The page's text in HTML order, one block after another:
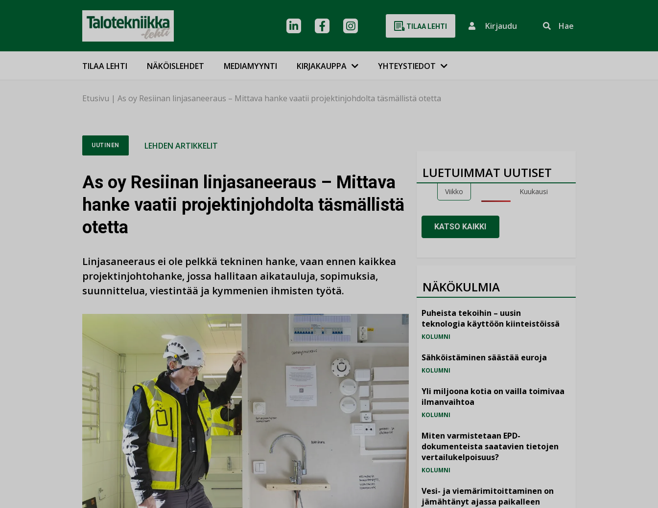
TILAA LEHTI Kirjaudu Hae
TILAA LEHTI NÄKÖISLEHDET MEDIAMYYNTI KIRJAKAUPPA YHTEYSTIEDOT
Etusivu | As oy Resiinan linjasaneeraus – Mittava hanke vaatii projektinjohdolta täsmällistä otetta
UUTINEN LEHDEN ARTIKKELIT
As oy Resiinan linjasaneeraus – Mittava
hanke vaatii projektinjohdolta täsmällistä
otetta
Linjasaneeraus ei ole pelkkä tekninen hanke, vaan ennen kaikkea
projektinjohtohanke, jossa hallitaan aikatauluja, sopimuksia,
suunnittelua, viestintää ja kymmenien ihmisten työtä.
LUETUIMMAT UUTISET
Viikko Kuukausi
KATSO KAIKKI
NÄKÖKULMIA
Puheista tekoihin – uusin
teknologia käyttöön kiinteistöissä
KOLUMNI
Sähköistäminen säästää euroja
KOLUMNI
Yli miljoona kotia on vailla toimivaa
ilmanvaihtoa
KOLUMNI
Miten varmistetaan EPD-
dokumenteista saatavien tietojen
vertailukelpoisuus?
KOLUMNI
Vesi- ja viemärimitoittaminen on
jämähtänyt ajassa paikalleen